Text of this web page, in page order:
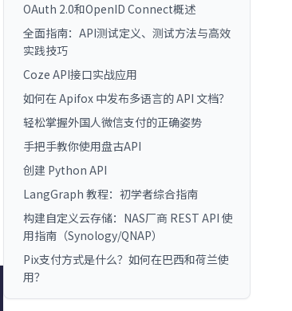
OAuth 2.0和OpenID Connect概述
全面指南：API测试定义、测试方法与高效
实践技巧
Coze API接口实战应用
如何在 Apifox 中发布多语言的 API 文档？
轻松掌握外国人微信支付的正确姿势
手把手教你使用盘古API
创建 Python API
LangGraph 教程：初学者综合指南
构建自定义云存储：NAS厂商 REST API 使
用指南（Synology/QNAP）
Pix支付方式是什么？如何在巴西和荷兰使
用？